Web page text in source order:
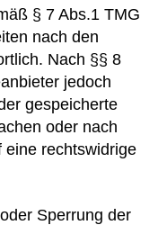
§ 7 Abs.1 TMG
nach den
Nach §§ 8
jedoch
gespeicherte
oder nach
eine rechtswidrige
Sperrung der